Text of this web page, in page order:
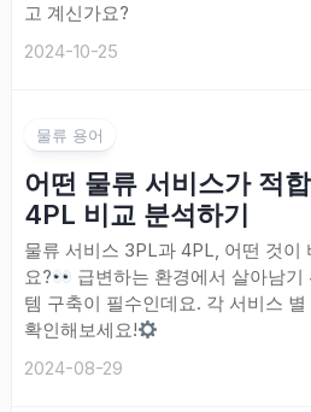
고 계신가요?
2024-10-25
물류 용어
어떤 물류 서비스가 적
4PL 비교 분석하기
물류 서비스 3PL과 4PL, 어떤 것이
요?
급변하는 환경에서 살아남
템 구축이 필수인데요. 각 서비스
확인해보세요!
2024-08-29